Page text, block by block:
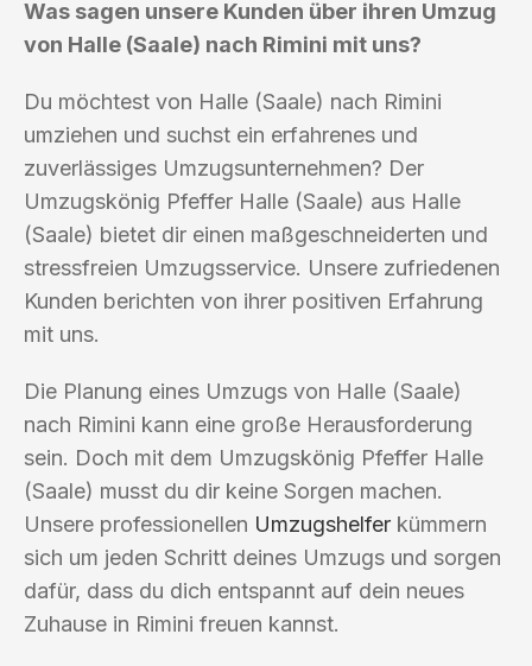
Was sagen unsere Kunden über ihren Umzug
von Halle (Saale) nach Rimini mit uns?
Du möchtest von Halle (Saale) nach Rimini
umziehen und suchst ein erfahrenes und
zuverlässiges Umzugsunternehmen? Der
Umzugskönig Pfeffer Halle (Saale) aus Halle
(Saale) bietet dir einen maßgeschneiderten und
stressfreien Umzugsservice. Unsere zufriedenen
Kunden berichten von ihrer positiven Erfahrung
mit uns.
Die Planung eines Umzugs von Halle (Saale)
nach Rimini kann eine große Herausforderung
sein. Doch mit dem Umzugskönig Pfeffer Halle
(Saale) musst du dir keine Sorgen machen.
Unsere professionellen Umzugshelfer kümmern
sich um jeden Schritt deines Umzugs und sorgen
dafür, dass du dich entspannt auf dein neues
Zuhause in Rimini freuen kannst.